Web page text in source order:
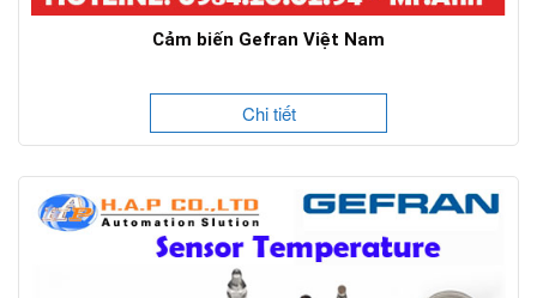
Cảm biến Gefran Việt Nam
Chi tiết